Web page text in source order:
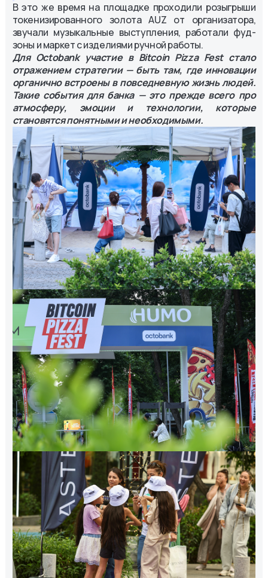
В это же время на площадке проходили розыгрыши
токенизированного золота AUZ от организатора,
звучали музыкальные выступления, работали фуд-
зоны и маркет с изделиями ручной работы.
Для Octobank участие в Bitcoin Pizza Fest стало
отражением стратегии — быть там, где инновации
органично встроены в повседневную жизнь людей.
Такие события для банка — это прежде всего про
атмосферу, эмоции и технологии, которые
становятся понятными и необходимыми.